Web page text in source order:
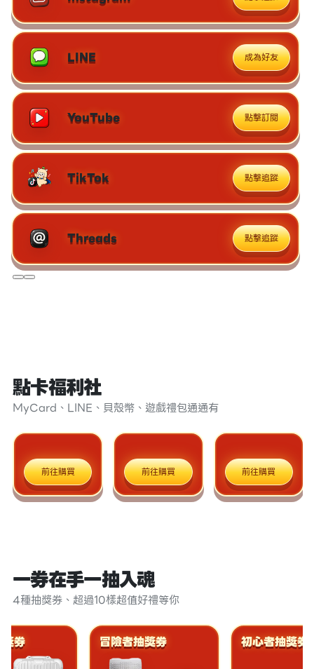
LINE 成為好友
YouTube 點擊訂閱
TikTok 點擊追蹤
Threads 點擊追蹤
點卡福利社
MyCard、LINE、貝殼幣、遊戲禮包通通有
前往購買 前往購買 前往購買
一券在手一抽入魂
4種抽獎券、超過10樣超值好禮等你
冒險者抽獎券 初心者抽獎券